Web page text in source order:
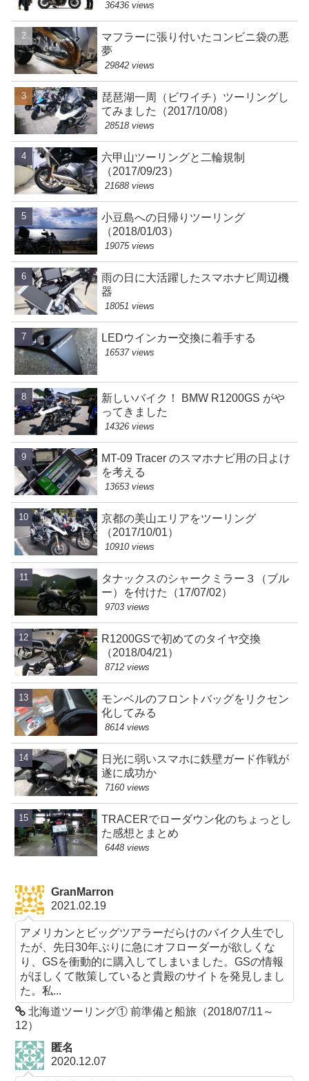
36436 views
マフラーに張り付いたコンビニ袋の悪
夢
29842 views
琵琶湖一周（ビワイチ）ツーリングし
てみました（2017/10/08）
28518 views
六甲山ツーリングと二輪規制
（2017/09/23）
21688 views
小豆島への日帰りツーリング
（2018/01/03）
19075 views
雨の日に大活躍したスマホナビ周辺機
器
18051 views
LEDウインカー交換に着手する
16537 views
新しいバイク！ BMW R1200GS がや
ってきました
14326 views
MT-09 Tracer のスマホナビ用の日よけ
を考える
13653 views
京都の美山エリアをツーリング
（2017/10/01）
10910 views
タナックスのシャークミラー３（ブル
ー）を付けた（17/07/02）
9703 views
R1200GSで初めてのタイヤ交換
（2018/04/21）
8712 views
モンベルのフロントバッグをリクセン
化してみる
8614 views
日光に弱いスマホに鉄壁ガード作戦が
遂に成功か
7160 views
TRACERでローダウン化のちょっとし
た感想とまとめ
6448 views
GranMarron
2021.02.19
アメリカンとビッグツアラーだらけのバイク人生でし
たが、先日30年ぶりに急にオフローダーが欲しくな
り、GSを衝動的に購入してしまいました。GSの情報
がほしくて散策していると貴殿のサイトを発見しまし
た。私...
北海道ツーリング① 前準備と船旅（2018/07/11～
12）
匿名
2020.12.07